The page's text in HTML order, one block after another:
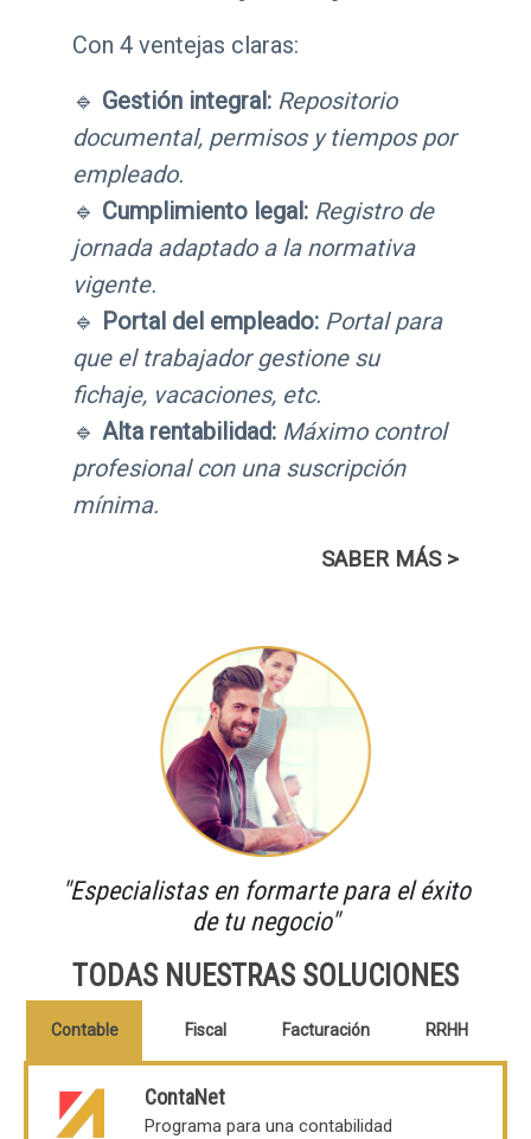
Con 4 ventejas claras:
🔹 Gestión integral: Repositorio
documental, permisos y tiempos por
empleado.
🔹 Cumplimiento legal: Registro de
jornada adaptado a la normativa
vigente.
🔹 Portal del empleado: Portal para
que el trabajador gestione su
fichaje, vacaciones, etc.
🔹 Alta rentabilidad: Máximo control
profesional con una suscripción
mínima.
SABER MÁS >
"Especialistas en formartepara eléxito
de tu negocio"
TODAS NUESTRAS SOLUCIONES
Contable Fiscal Facturación RRHH
ContaNet
Programa para una contabilidad
Módulo Fiscal
Presentación telemática de todos
ContaNet CRM
Programa para una contabilidad
ContaNet Gestión de Personal
Control de horarios y empleados